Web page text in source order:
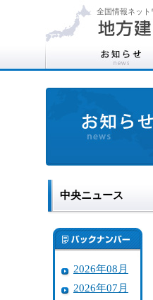
全国情報ネッ
中央ニュース
2026年08月
2026年07月